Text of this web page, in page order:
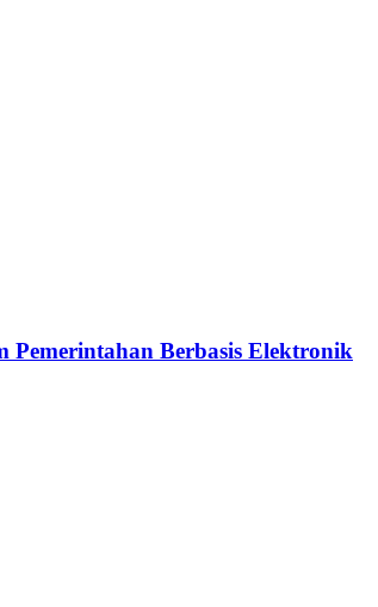
Pemerintahan Berbasis Elektronik